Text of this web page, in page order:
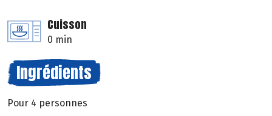
Cuisson
0 min
Ingrédients
Pour 4 personnes